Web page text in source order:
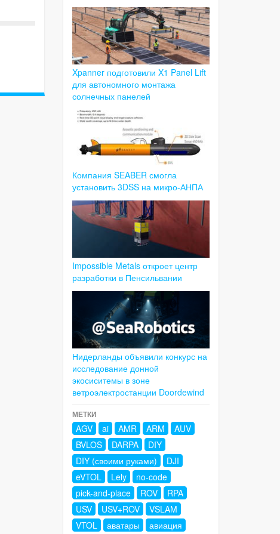
Xpanner подготовили X1 Panel Lift
для автономного монтажа
солнечных панелей
Компания SEABER смогла
установить 3DSS на микро-АНПА
Impossible Metals откроет центр
разработки в Пенсильвании
Нидерланды объявили конкурс на
исследование донной
экосиситемы в зоне
ветроэлектростанции Doordewind
МЕТКИ
AGV ai AMR ARM
AUV
BVLOS
DARPA
DIY
DIY (своими руками)
DJI
eVTOL
Lely
no-code
pick-and-place
ROV
RPA
USV
USV+ROV
VSLAM
VTOL
аватары
авиация